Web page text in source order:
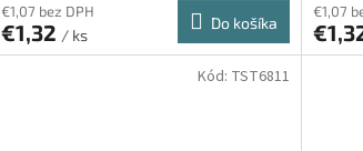
€1,07 bez DPH
€1,32 / ks
Do košíka
€1,07
Kód: TST6811